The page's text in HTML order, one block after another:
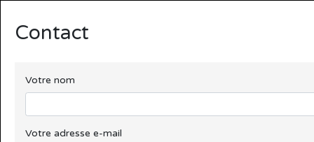
Contact
Votre nom
Votre adresse e-mail